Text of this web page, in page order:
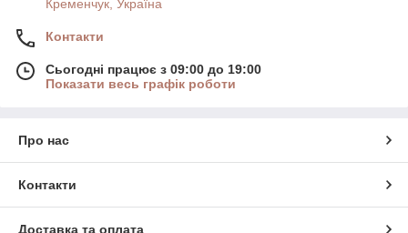
Кременчук, Україна
Контакти
Сьогодні працює з 09:00 до 19:00
Показати весь графік роботи
Про нас
Контакти
Доставка та оплата